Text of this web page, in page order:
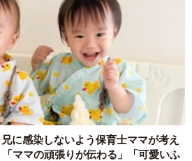
に感染しないよう保育士ママが考え
ママの頑張りが伝わる」「可愛いふ